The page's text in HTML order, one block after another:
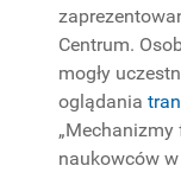
Centrum.
mogły
oglądania
naukowców w